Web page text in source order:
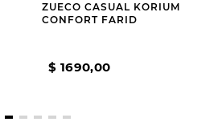
ZUECO CASUAL KORIUM
CONFORT FARID
$ 1690,00